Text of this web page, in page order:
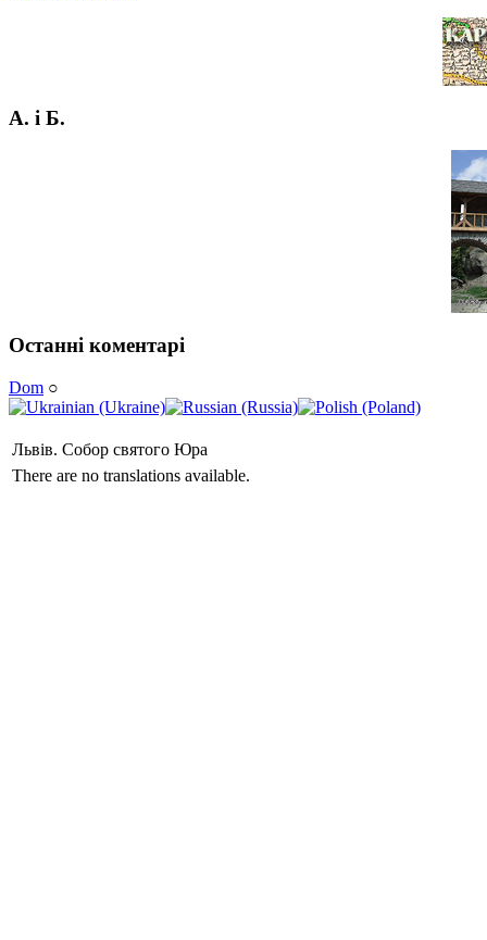
А. і Б.
Останні коментарі
Dom ○
Львів. Собор святого Юра
There are no translations available.